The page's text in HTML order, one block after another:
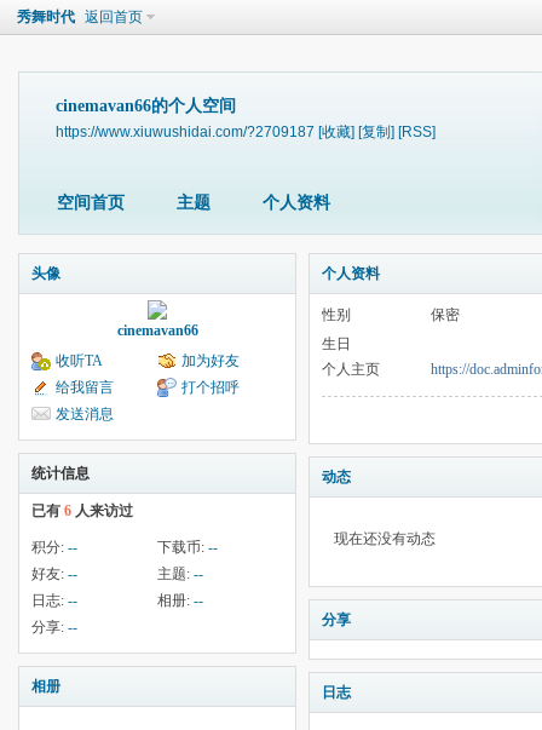
秀舞时代 返回首页
cinemavan66的个人空间
https://www.xiuwushidai.com/?2709187 [收藏] [复制] [RSS]
空间首页 主题 个人资料
头像
cinemavan66
收听TA
加为好友
给我留言
打个招呼
发送消息
统计信息
已有 6 人来访过
积分: -- 下载币: --
好友: -- 主题: --
日志: -- 相册: --
分享: --
相册
个人资料
性别
保密
生日
个人主页
https://
动态
现在还没有动态
分享
日志